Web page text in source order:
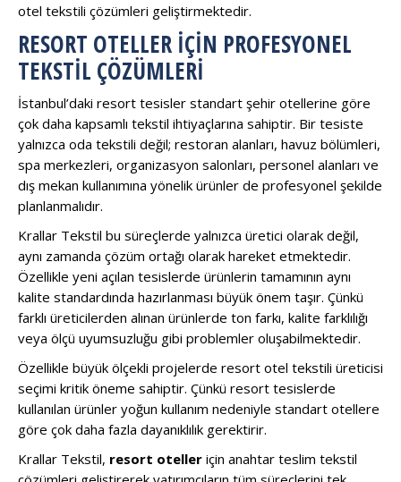
otel tekstili çözümleri geliştirmektedir.
RESORT OTELLER İÇIN PROFESYONEL
TEKSTIL ÇÖZÜMLERI
İstanbul’daki resort tesisler standart şehir otellerine göre
çok daha kapsamlı tekstil ihtiyaçlarına sahiptir. Bir tesiste
yalnızca oda tekstili değil; restoran alanları, havuz bölümleri,
spa merkezleri, organizasyon salonları, personel alanları ve
dış mekan kullanımına yönelik ürünler de profesyonel şekilde
planlanmalıdır.
Krallar Tekstil bu süreçlerde yalnızca üretici olarak değil,
aynı zamanda çözüm ortağı olarak hareket etmektedir.
Özellikle yeni açılan tesislerde ürünlerin tamamının aynı
kalite standardında hazırlanması büyük önem taşır. Çünkü
farklı üreticilerden alınan ürünlerde ton farkı, kalite farklılığı
veya ölçü uyumsuzluğu gibi problemler oluşabilmektedir.
Özellikle büyük ölçekli projelerde resort otel tekstili üreticisi
seçimi kritik öneme sahiptir. Çünkü resort tesislerde
kullanılan ürünler yoğun kullanım nedeniyle standart otellere
göre çok daha fazla dayanıklılık gerektirir.
Krallar Tekstil, resort oteller için anahtar teslim tekstil